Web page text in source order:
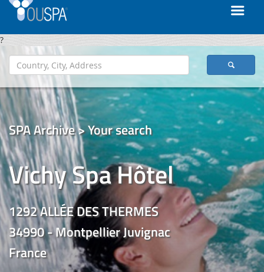
?
SPA Archive > Your search
Vichy Spa Hôtel
1292 ALLÉE DES THERMES
34990 - Montpellier Juvignac
France